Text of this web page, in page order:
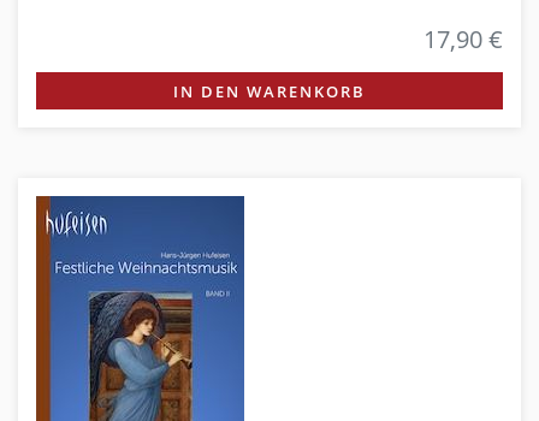
17,90 €
IN DEN WARENKORB